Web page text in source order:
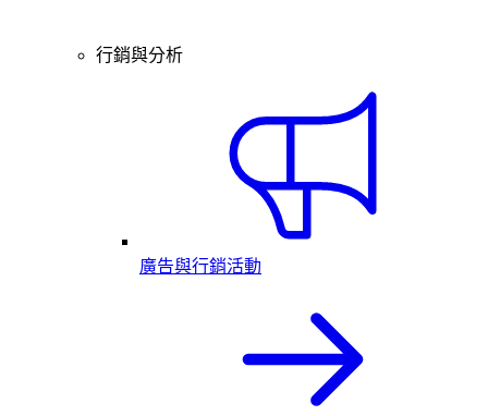
行銷與分析
廣告與行銷活動